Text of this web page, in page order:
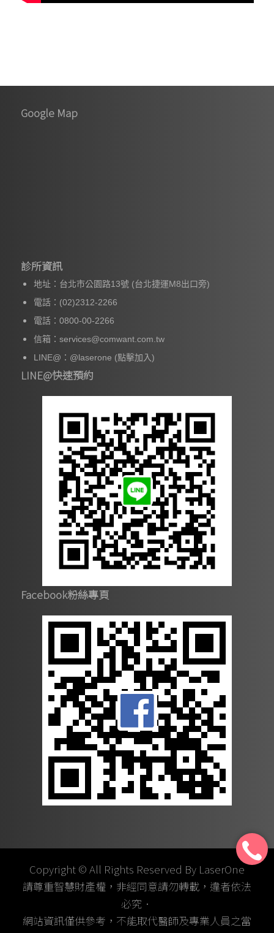
Google Map
診所資訊
地址：台北市公園路13號 (台北捷運M8出口旁)
電話：(02)2312-2266
電話：0800-00-2266
信箱：services@comwant.com.tw
LINE@： @laserone (點擊加入)
LINE@快速預約
Facebook粉絲專頁
Copyright © All Rights Reserved By LaserOne
請尊重智慧財產權，非經同意請勿轉載，違者依法
必究．
網站資訊僅供參考，不能取代醫師及專業人員之當